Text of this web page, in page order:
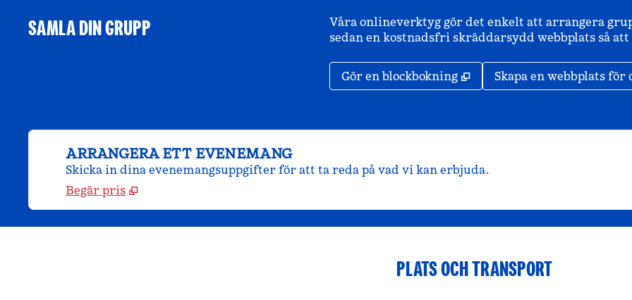
SAMLA DIN GRUPP
Våra onlineverktyg gör det enkelt att arrangera
sedan en kostnadsfri skräddarsydd webbplats så
Gör en blockbokning , Öppnas i ny flik
Skapa en webbplats för
ARRANGERA ETT EVENEMANG
Skicka in dina evenemangsuppgifter för att ta reda på vad vi kan erbjuda.
Begär pris
PLATS OCH TRANSPORT